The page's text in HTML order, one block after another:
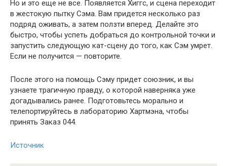
Но и это еще не все. Появляется Хиггс, и сцена переходит
в жестокую пытку Сэма. Вам придется несколько раз
подряд оживать, а затем ползти вперед. Делайте это
быстро, чтобы успеть добраться до контрольной точки и
запустить следующую кат-сцену до того, как Сэм умрет.
Если не получится — повторите.
После этого на помощь Сэму придет союзник, и вы
узнаете трагичную правду, о которой наверняка уже
догадывались ранее. Подготовьтесь морально и
телепортируйтесь в лабораторию Хартмэна, чтобы
принять Заказ 044.
Источник